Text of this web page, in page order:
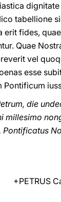
tabellione
erit fides,
Quae
vel
esse
Pontificum
die
millesimo
+PETRUS